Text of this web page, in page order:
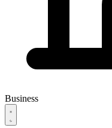
Business